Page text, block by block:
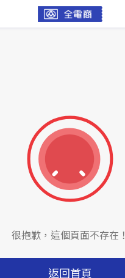
很抱歉，這個頁面不存在！
返回首頁